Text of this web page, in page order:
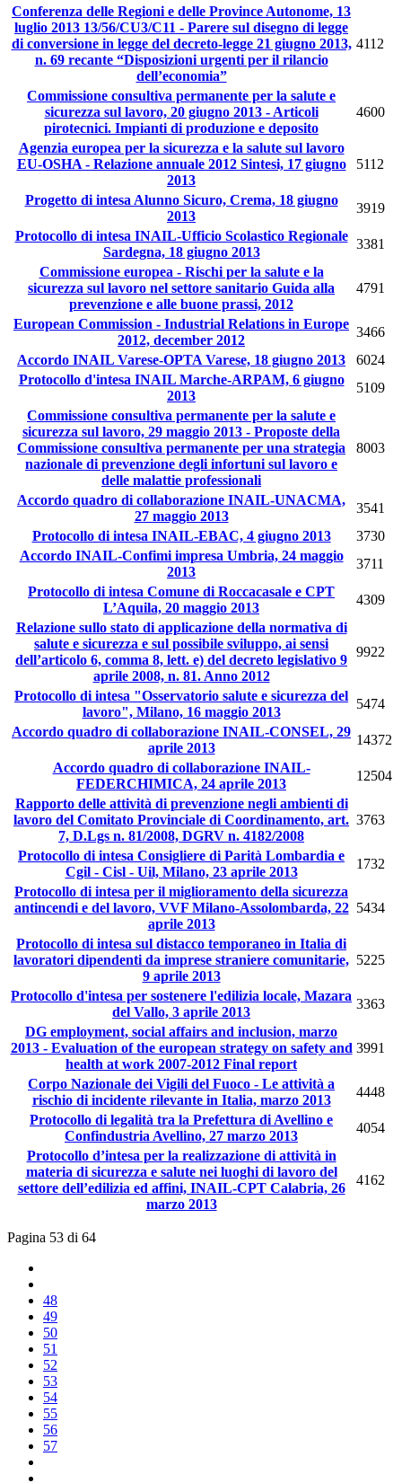
Conferenza delle Regioni e delle Province Autonome, 13
luglio 2013 13/56/CU3/C11 - Parere sul disegno di legge
di conversione in legge del decreto-legge 21 giugno 2013,
n. 69 recante “Disposizioni urgenti per il rilancio
dell’economia”
4112
Commissione consultiva permanente per la salute e
sicurezza sul lavoro, 20 giugno 2013 - Articoli
pirotecnici. Impianti di produzione e deposito
4600
Agenzia europea per la sicurezza e la salute sul lavoro
EU-OSHA - Relazione annuale 2012 Sintesi, 17 giugno
2013
5112
Progetto di intesa Alunno Sicuro, Crema, 18 giugno
2013
3919
Protocollo di intesa INAIL-Ufficio Scolastico Regionale
Sardegna, 18 giugno 2013
3381
Commissione europea - Rischi per la salute e la
sicurezza sul lavoro nel settore sanitario Guida alla
prevenzione e alle buone prassi, 2012
4791
European Commission - Industrial Relations in Europe
2012, december 2012
3466
Accordo INAIL Varese-OPTA Varese, 18 giugno 2013
6024
Protocollo d'intesa INAIL Marche-ARPAM, 6 giugno
2013
5109
Commissione consultiva permanente per la salute e
sicurezza sul lavoro, 29 maggio 2013 - Proposte della
Commissione consultiva permanente per una strategia
nazionale di prevenzione degli infortuni sul lavoro e
delle malattie professionali
8003
Accordo quadro di collaborazione INAIL-UNACMA,
27 maggio 2013
3541
Protocollo di intesa INAIL-EBAC, 4 giugno 2013
3730
Accordo INAIL-Confimi impresa Umbria, 24 maggio
2013
3711
Protocollo di intesa Comune di Roccacasale e CPT
L’Aquila, 20 maggio 2013
4309
Relazione sullo stato di applicazione della normativa di
salute e sicurezza e sul possibile sviluppo, ai sensi
dell’articolo 6, comma 8, lett. e) del decreto legislativo 9
aprile 2008, n. 81. Anno 2012
9922
Protocollo di intesa "Osservatorio salute e sicurezza del
lavoro", Milano, 16 maggio 2013
5474
Accordo quadro di collaborazione INAIL-CONSEL, 29
aprile 2013
14372
Accordo quadro di collaborazione INAIL-
FEDERCHIMICA, 24 aprile 2013
12504
Rapporto delle attività di prevenzione negli ambienti di
lavoro del Comitato Provinciale di Coordinamento, art.
7, D.Lgs n. 81/2008, DGRV n. 4182/2008
3763
Protocollo di intesa Consigliere di Parità Lombardia e
Cgil - Cisl - Uil, Milano, 23 aprile 2013
1732
Protocollo di intesa per il miglioramento della sicurezza
antincendi e del lavoro, VVF Milano-Assolombarda, 22
aprile 2013
5434
Protocollo di intesa sul distacco temporaneo in Italia di
lavoratori dipendenti da imprese straniere comunitarie,
9 aprile 2013
5225
Protocollo d'intesa per sostenere l'edilizia locale, Mazara
del Vallo, 3 aprile 2013
3363
DG employment, social affairs and inclusion, marzo
2013 - Evaluation of the european strategy on safety and
health at work 2007-2012 Final report
3991
Corpo Nazionale dei Vigili del Fuoco - Le attività a
rischio di incidente rilevante in Italia, marzo 2013
4448
Protocollo di legalità tra la Prefettura di Avellino e
Confindustria Avellino, 27 marzo 2013
4054
Protocollo d’intesa per la realizzazione di attività in
materia di sicurezza e salute nei luoghi di lavoro del
settore dell’edilizia ed affini, INAIL-CPT Calabria, 26
marzo 2013
4162
Pagina 53 di 64
48
49
50
51
52
53
54
55
56
57